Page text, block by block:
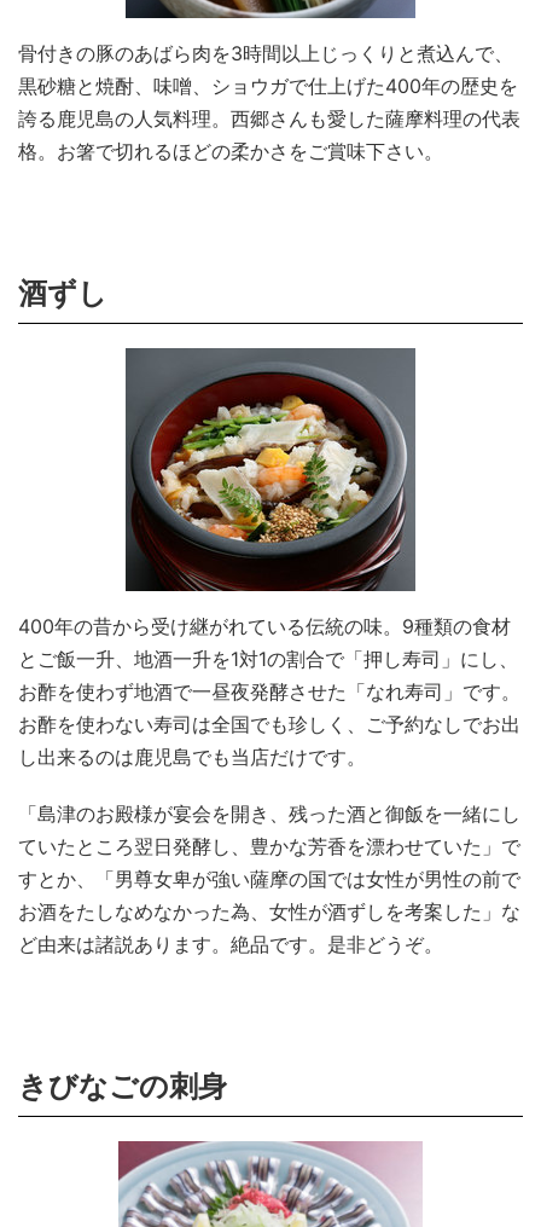
骨付きの豚のあばら肉を3時間以上じっくりと煮込んで、
黒砂糖と焼酎、味噌、ショウガで仕上げた400年の歴史を
誇る鹿児島の人気料理。西郷さんも愛した薩摩料理の代表
格。お箸で切れるほどの柔かさをご賞味下さい。
酒ずし
400年の昔から受け継がれている伝統の味。9種類の食材
とご飯一升、地酒一升を1対1の割合で「押し寿司」にし、
お酢を使わず地酒で一昼夜発酵させた「なれ寿司」です。
お酢を使わない寿司は全国でも珍しく、ご予約なしでお出
し出来るのは鹿児島でも当店だけです。
「島津のお殿様が宴会を開き、残った酒と御飯を一緒にし
ていたところ翌日発酵し、豊かな芳香を漂わせていた」で
すとか、「男尊女卑が強い薩摩の国では女性が男性の前で
お酒をたしなめなかった為、女性が酒ずしを考案した」な
ど由来は諸説あります。絶品です。是非どうぞ。
きびなごの刺身